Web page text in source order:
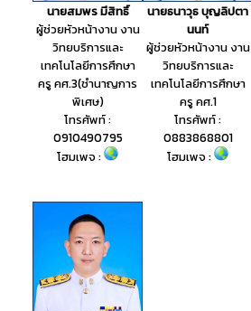
นายสมพร มีสิทธิ์
ผู้ช่วยหัวหน้างาน งาน
วิทยบริการและ
เทคโนโลยีการศึกษา
ครู คศ.3(ชำนาญการ
พิเศษ)
โทรศัพท์ :
0910490795
โฮมเพจ :
นายธนาวุธ บุญลิปตา
นนท์
ผู้ช่วยหัวหน้างาน งาน
วิทยบริการและ
เทคโนโลยีการศึกษา
ครู คศ.1
โทรศัพท์ :
0883868801
โฮมเพจ :